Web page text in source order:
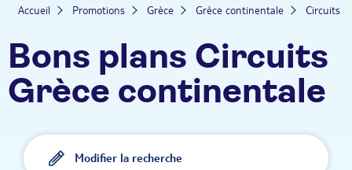
Accueil Promotions Grèce Grèce continentale Circuits
Bons plans Circuits
Grèce continentale
Modifier la recherche